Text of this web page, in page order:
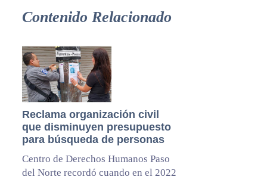
Contenido Relacionado
Reclama organización civil
que disminuyen presupuesto
para búsqueda de personas
Centro de Derechos Humanos Paso
del Norte recordó cuando en el 2022